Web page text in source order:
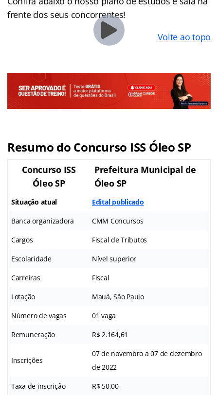
frente dos seus concorrentes!
Volte ao topo
Resumo do Concurso ISS Óleo SP
Concurso ISS
Óleo SP
Prefeitura Municipal de
Óleo SP
Situação atual Edital publicado
Banca organizadora CMM Concursos
Cargos Fiscal de Tributos
Escolaridade Nível superior
Carreiras Fiscal
Lotação Mauá, São Paulo
Número de vagas 01 vaga
Remuneração R$ 2.164,61
Inscrições
07 de novembro a 07 de dezembro
de 2022
Taxa de inscrição R$ 50,00